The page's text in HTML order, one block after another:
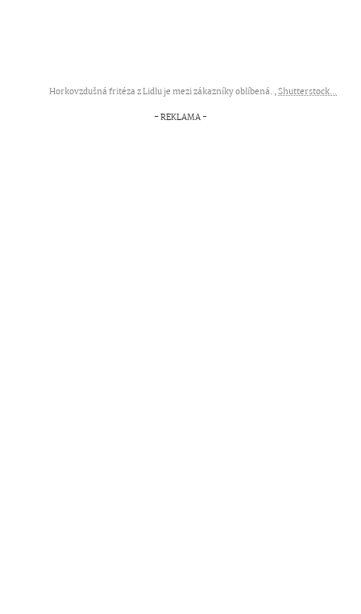
Horkovzdušná fritéza z Lidlu je mezi zákazníky oblíbená. ,Shutterstock...